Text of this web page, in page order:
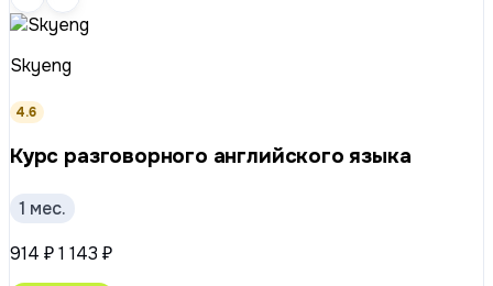
Skyeng
4.6
Курс разговорного английского языка
1 мес.
914 ₽1 143 ₽